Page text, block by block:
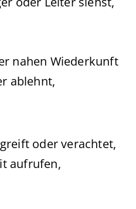
nahen Wiederkunft
ablehnt,
oder verachtet,
aufrufen,